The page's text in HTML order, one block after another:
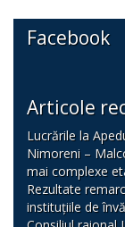
Facebook
Articole
Lucrările la
Nimoreni –
mai complexe
Rezultate
instituțiile de